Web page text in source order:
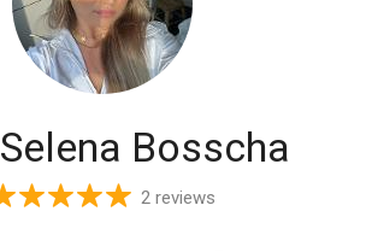
Selena Bosscha
2 reviews